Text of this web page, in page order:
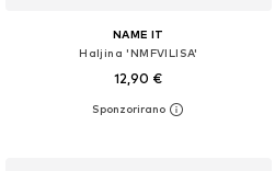
NAME IT
Haljina 'NMFVILISA'
12,90 €
Dostupno u više veličina